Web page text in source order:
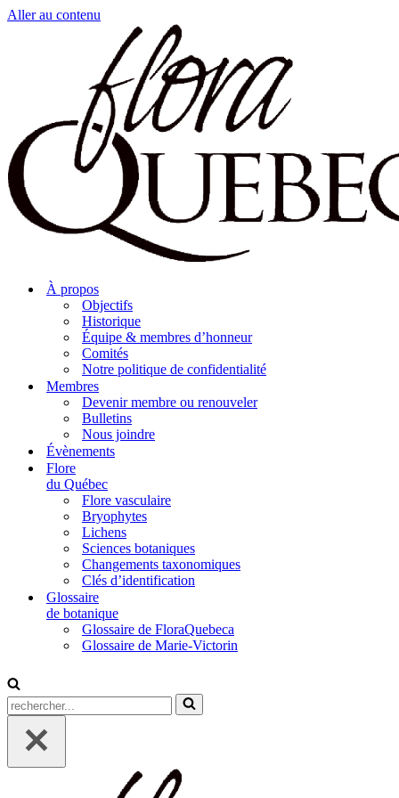
Aller au contenu
À propos
Objectifs
Historique
Équipe & membres d’honneur
Comités
Notre politique de confidentialité
Membres
Devenir membre ou renouveler
Bulletins
Nous joindre
Évènements
Flore
du Québec
Flore vasculaire
Bryophytes
Lichens
Sciences botaniques
Changements taxonomiques
Clés d’identification
Glossaire
de botanique
Glossaire de FloraQuebeca
Glossaire de Marie-Victorin
Rechercher...